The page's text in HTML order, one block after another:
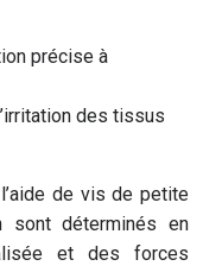
précise à
des tissus
de vis de petite
sont déterminés en
et des forces